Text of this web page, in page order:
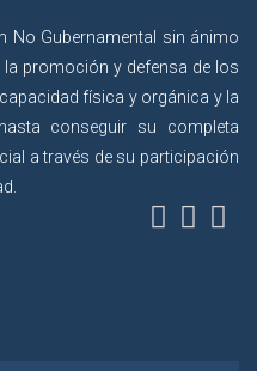
No Gubernamental sin ánimo
promoción y defensa de los
física y orgánica y la
conseguir su completa
a través de su participación